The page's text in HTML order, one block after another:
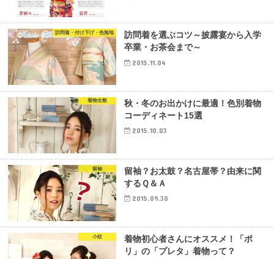
訪問着・付け下げ・色無地
訪問着を選ぶコツ～披露宴から入学
卒業・お茶会まで～
2015.11.04
着物全般
秋・冬のお出かけに最適！色別着物
コーディネート15選
2015.10.03
留袖
留袖？お太鼓？名古屋帯？由来に関
するＱ＆Ａ
2015.09.30
小紋
着物初心者さんにオススメ！「ポ
リ」の「プレタ」着物って？